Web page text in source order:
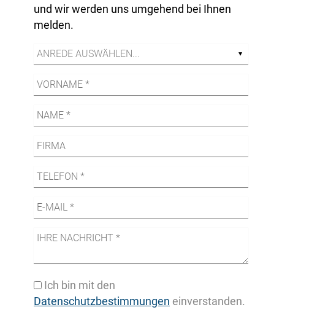
und wir werden uns umgehend bei Ihnen
melden.
Ich bin mit den
Datenschutzbestimmungen einverstanden.